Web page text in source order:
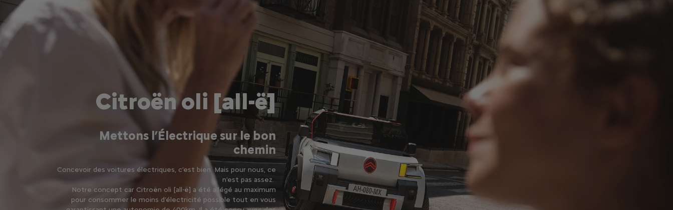
Citroën oli [all-ë]
Mettons l’Électrique sur le bon
chemin
Concevoir des voitures électriques, c’est bien. Mais pour nous, ce
n’est pas assez.
Notre concept car Citroën oli [all-ë] a été allégé au maximum
pour consommer le moins d’électricité possible tout en vous